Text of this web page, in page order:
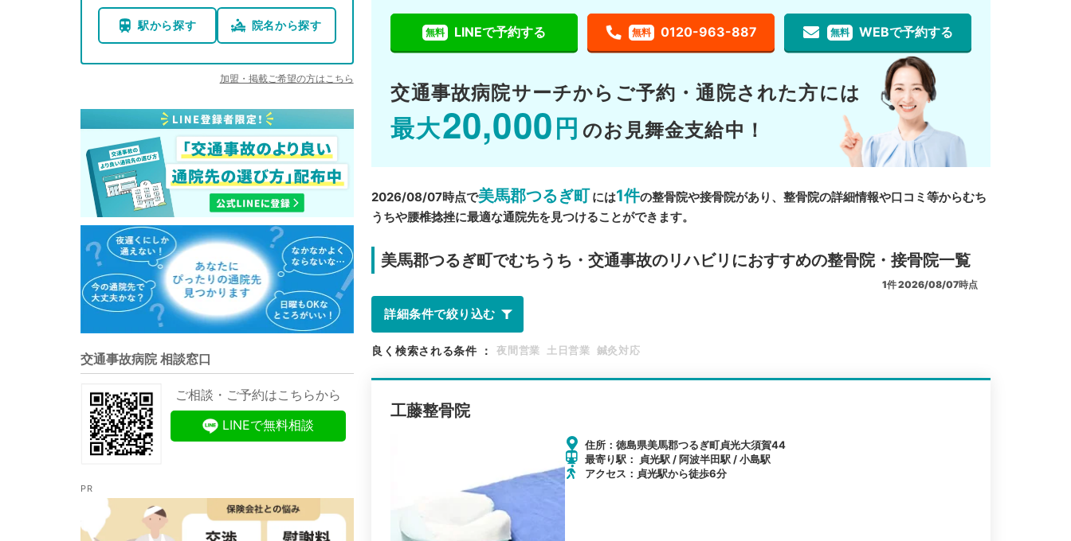
駅から探す 院名から探す
加盟・掲載ご希望の方はこちら
交通事故病院 相談窓口
ご相談・ご予約はこちらから
LINEで無料相談
無料 LINEで予約する 無料 0120-963-887 無料 WEBで予約する
交通事故病院サーチから ご予約・通院された方には
最大20,000 円 のお見舞金支給中！
2026/08/07時点で美馬郡つるぎ町には1件の整骨院や接骨院があり、整骨院の詳細情報や口コミ等からむち
うちや腰椎捻挫に最適な通院先を見つけることができます。
美馬郡つるぎ町でむちうち・交通事故のリハビリにおすすめの整骨院・接骨院一覧
1件2026/08/07時点
詳細条件で絞り込む
良く検索される条件 ： 夜間営業 土日営業 鍼灸対応
工藤整骨院
住所：徳島県美馬郡つるぎ町貞光大須賀44
最寄り駅： 貞光駅 / 阿波半田駅 / 小島駅
アクセス：貞光駅から徒歩6分